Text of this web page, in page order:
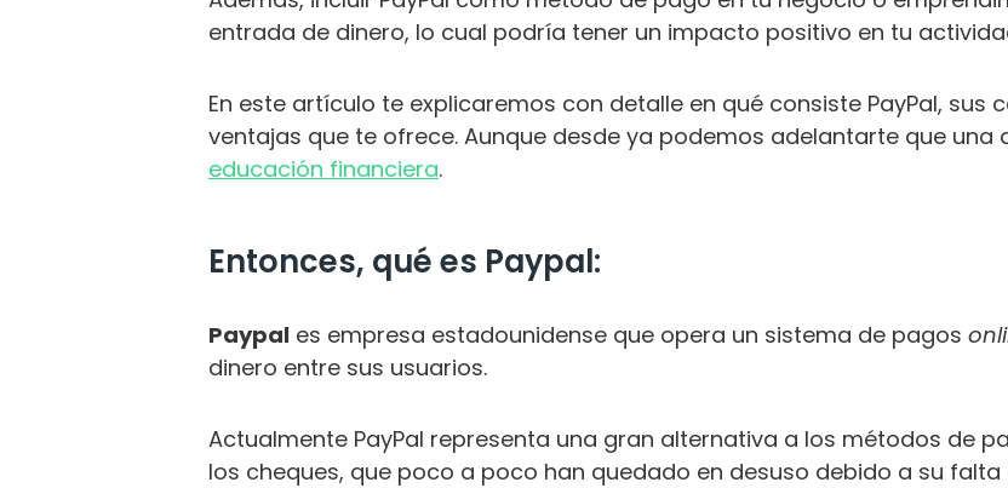
entrada de dinero, lo cual podría tener un impacto positivo en tu
En este artículo te explicaremos con detalle en qué consiste PayPal, sus
ventajas que te ofrece. Aunque desde ya podemos adelantarte que
educación financiera.
Entonces, qué es Paypal:
Paypal es empresa estadounidense que opera un sistema de pagos
dinero entre sus usuarios.
Actualmente PayPal representa una gran alternativa a los métodos de
los cheques, que poco a poco han quedado en desuso debido a su